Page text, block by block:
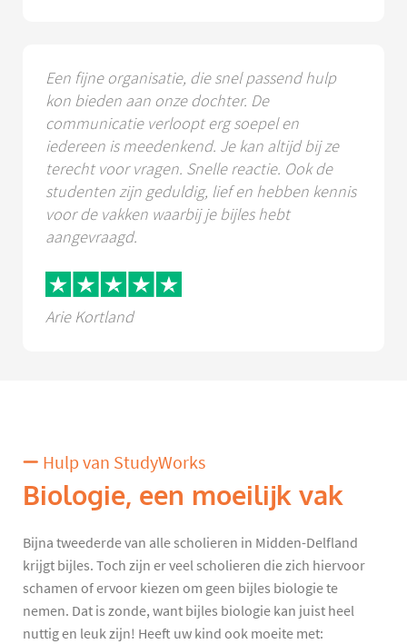
Een fijne organisatie, die snel passend hulp
kon bieden aan onze dochter. De
communicatie verloopt erg soepel en
iedereen is meedenkend. Je kan altijd bij ze
terecht voor vragen. Snelle reactie. Ook de
studenten zijn geduldig, lief en hebben kennis
voor de vakken waarbij je bijles hebt
aangevraagd.
Arie Kortland
Hulp van StudyWorks
Biologie, een moeilijk vak
Bijna tweederde van alle scholieren in Midden-Delfland
krijgt bijles. Toch zijn er veel scholieren die zich hiervoor
schamen of ervoor kiezen om geen bijles biologie te
nemen. Dat is zonde, want bijles biologie kan juist heel
nuttig en leuk zijn! Heeft uw kind ook moeite met: